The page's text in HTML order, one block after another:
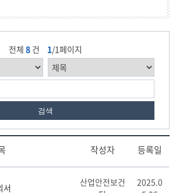
전체 8 건 1/1페이지
검색
작성자 등록일
서
산업안전보건
2025.0